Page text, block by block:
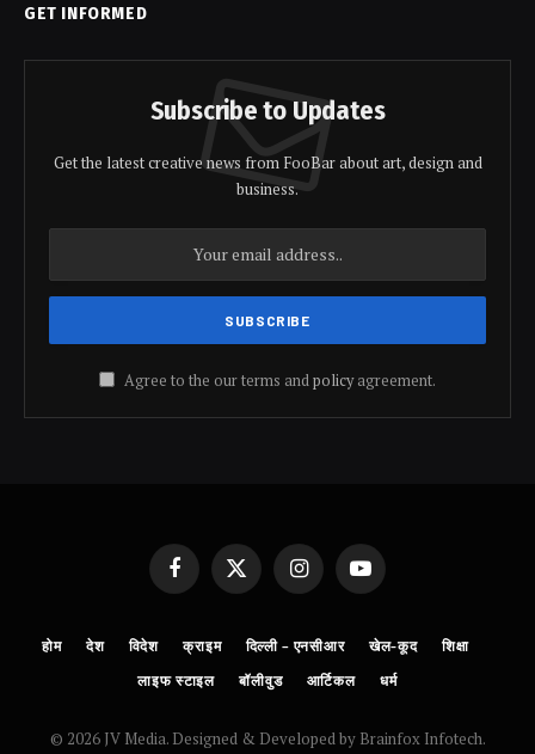
GET INFORMED
Subscribe to Updates
Get the latest creative news from FooBar about art, design and
business.
Agree to the our terms andpolicyagreement.
FacebookX
(Twitter)
InstagramYouTube
होम देश विदेश क्राइम दिल्ली – एनसीआर खेल-कूद शिक्षा
लाइफ स्टाइल बॉलीवुड आर्टिकल धर्म
© 2026 JV Media. Designed & Developed by Brainfox Infotech.